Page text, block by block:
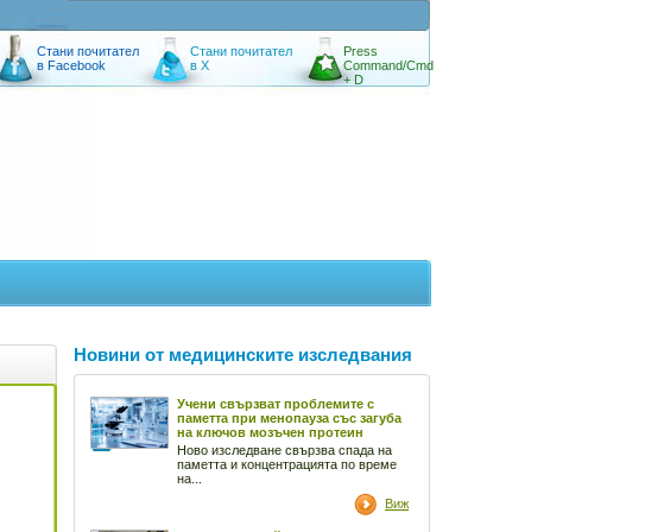
Стани почитател
в Facebook
Стани почитател
в X
Press
Command/Cmd
+ D
Новини от медицинските изследвания
Учени свързват проблемите с
паметта при менопауза със загуба
на ключов мозъчен протеин
Ново изследване свързва спада на
паметта и концентрацията по време
на...
Виж